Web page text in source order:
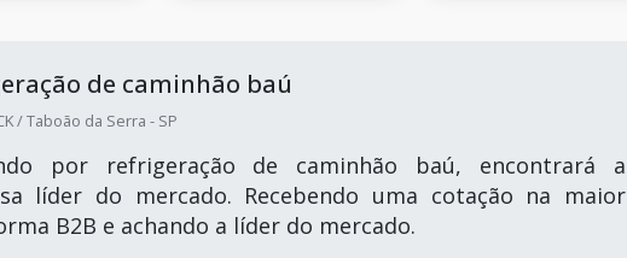
de caminhão baú
/ Taboão da Serra - SP
por refrigeração de caminhão baú, encontrará a
líder do mercado. Recebendo uma cotação na maior
B2B e achando a líder do mercado.